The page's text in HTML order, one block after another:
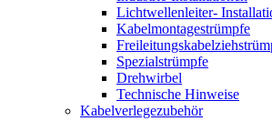
Lichtwellenleiter-
Kabelmontagestrümpfe
Spezialstrümpfe
Drehwirbel
Technische Hinweise
Kabelverlegezubehör